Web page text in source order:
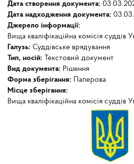
Дата створення документа:
Дата надходження документа:
Джерело інформації:
Вища кваліфікаційна комісія суддів
Галузь: Суддівське врядування
Тип, носій:
Текстовий документ
Вид документа: Рішення
Форма зберігання:
Паперова
Місце зберігання:
Вища кваліфікаційна комісія суддів